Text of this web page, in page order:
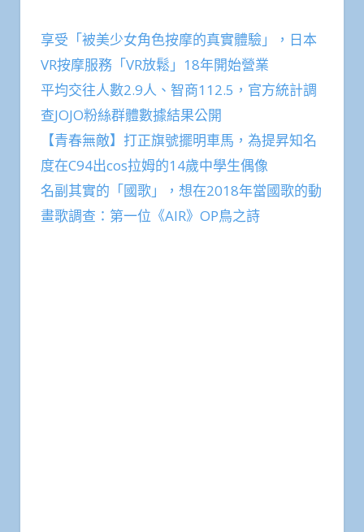
享受「被美少女角色按摩的真實體驗」，日本
VR按摩服務「VR放鬆」18年開始營業
平均交往人數2.9人、智商112.5，官方統計調
查JOJO粉絲群體數據結果公開
【青春無敵】打正旗號擺明車馬，為提昇知名
度在C94出cos拉姆的14歲中學生偶像
名副其實的「國歌」，想在2018年當國歌的動
畫歌調查：第一位《AIR》OP鳥之詩